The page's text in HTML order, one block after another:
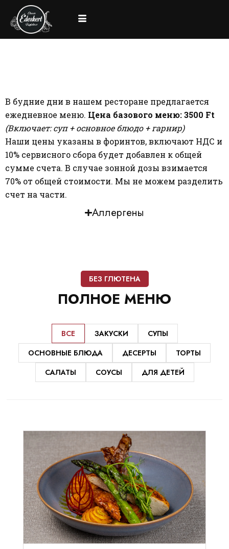
В будние дни в нашем ресторане предлагается
ежедневное меню. Цена базового меню: 3500 Ft
(Включает: суп + основное блюдо + гарнир)
Наши цены указаны в форинтов, включают НДС и
10% сервисного сбора будет добавлен к общей
сумме счета. В случае зонной дозы взимается
70% от общей стоимости. Мы не можем разделить
счет на части.
Аллергены
БЕЗ ГЛЮТЕНА
ПОЛНОЕ МЕНЮ
ВСЕ ЗАКУСКИ
СУПЫ
ОСНОВНЫЕ БЛЮДА
ДЕСЕРТЫ
ТОРТЫ
САЛАТЫ
СОУСЫ ДЛЯ ДЕТЕЙ